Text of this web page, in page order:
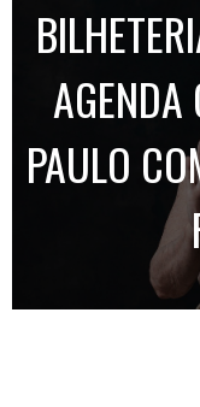
AGENDA
PAULO